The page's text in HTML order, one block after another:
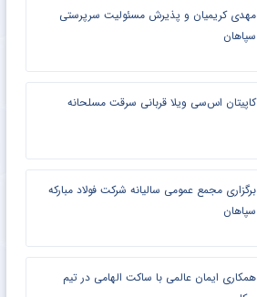
مهدی کریمیان و پذیرش مسئولیت سرپرستی
سپاهان
کاپیتان اس‌سی ویلا قربانی سرقت مسلحانه
برگزاری مجمع عمومی سالیانه شرکت فولاد مبارکه
سپاهان
همکاری ایمان عالمی با ساکت الهامی در تیم